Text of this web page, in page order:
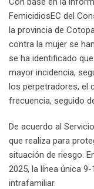
FemicidiosEC del
la provincia de
contra la mujer se
se ha identificado
mayor incidencia,
los perpetradores, el
frecuencia, seguido
De acuerdo al
que realiza para
situación de riesgo.
2025, la línea única
intrafamiliar.